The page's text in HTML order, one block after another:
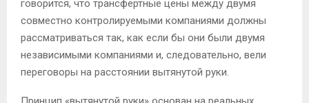
говорится, что трансфертные цены между двумя
совместно контролируемыми компаниями должны
рассматриваться так, как если бы они были двумя
независимыми компаниями и, следовательно, вели
переговоры на расстоянии вытянутой руки.